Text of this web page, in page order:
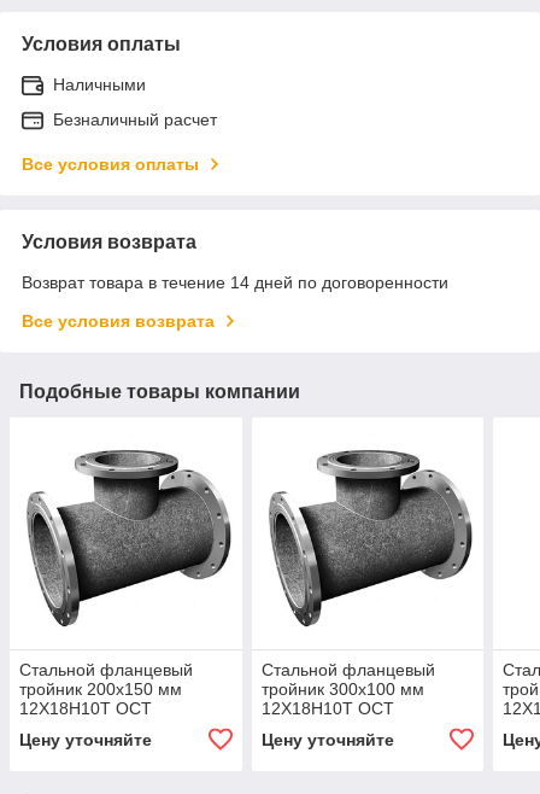
Условия оплаты
Наличными
Безналичный расчет
Все условия оплаты
Условия возврата
Возврат товара в течение 14 дней по договоренности
Все условия возврата
Подобные товары компании
Стальной фланцевый
тройник 200x150 мм
12Х18Н10Т ОСТ
Цену уточняйте
Стальной фланцевый
тройник 300x100 мм
12Х18Н10Т ОСТ
Цену уточняйте